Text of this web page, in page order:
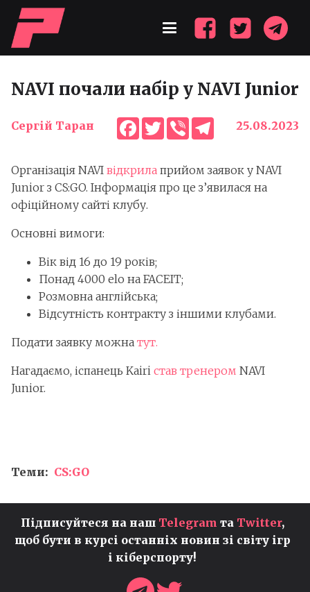
NAVI почали набір у NAVI Junior
Сергій Таран Facebook
Twitter
ViberTelegram
25.08.2023
Організація NAVI відкрила прийом заявок у NAVI
Junior з CS:GO. Інформація про це з’явилася на
офіційному сайті клубу.
Основні вимоги:
Вік від 16 до 19 років;
Понад 4000 elo на FACEIT;
Розмовна англійська;
Відсутність контракту з іншими клубами.
Подати заявку можна тут.
Нагадаємо, іспанець Kairi став тренером NAVI
Junior.
Теми: CS:GO
Підписуйтеся на наш Telegram та Twitter,
щоб бути в курсі останніх новин зі світу ігр
і кіберспорту!